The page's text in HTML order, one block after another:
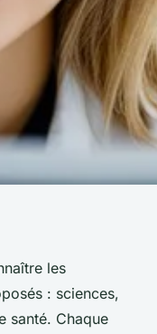
clés
?
les
: sciences,
santé. Chaque